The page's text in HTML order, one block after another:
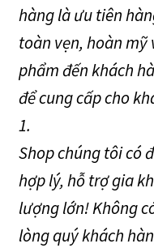
hàng là ưu tiên
toàn vẹn, hoàn mỹ
phẩm đến khách
để cung cấp cho
1.
Shop chúng tôi có
hợp lý, hỗ trợ gia
lượng lớn! Không
lòng quý khách